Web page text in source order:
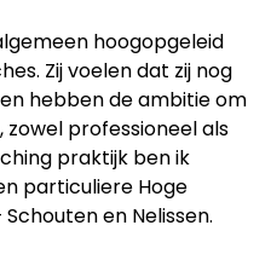
hoogopgeleid
Zij voelen dat zij nog
hebben de ambitie om
professioneel als
praktijk ben ik
particuliere Hoge
en Nelissen.